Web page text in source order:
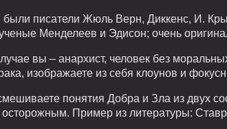
были писатели Жюль Верн, Диккенс, И.
Менделеев и Эдисон; очень
вы – анархист, человек без
изображаете из себя клоунов и
понятия Добра и Зла из двух
осторожным. Пример из литературы: